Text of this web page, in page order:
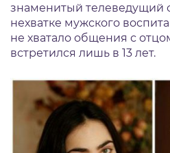
знаменитый телеведущий
нехватке мужского
не хватало общения с
встретился лишь в 13 лет.